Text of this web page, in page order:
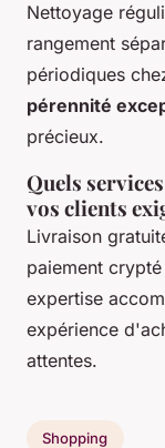
Nettoyage
rangement
périodiques
pérennité
précieux.
Quels
vos clients
Livraison
paiement
expertise
expérience
attentes.
Shopping